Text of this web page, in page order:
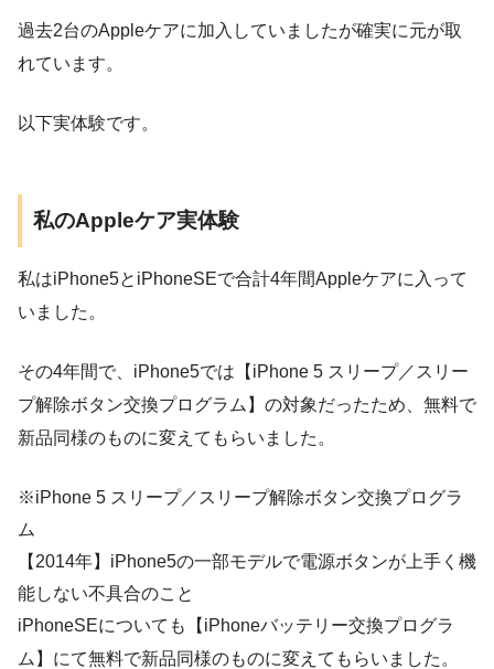
過去2台のAppleケアに加入していましたが確実に元が取
れています。
以下実体験です。
私のAppleケア実体験
私はiPhone5とiPhoneSEで合計4年間Appleケアに入って
いました。
その4年間で、iPhone5では【iPhone 5 スリープ／スリー
プ解除ボタン交換プログラム】の対象だったため、無料で
新品同様のものに変えてもらいました。
※iPhone 5 スリープ／スリープ解除ボタン交換プログラ
ム
【2014年】iPhone5の一部モデルで電源ボタンが上手く機
能しない不具合のこと
iPhoneSEについても【iPhoneバッテリー交換プログラ
ム】にて無料で新品同様のものに変えてもらいました。